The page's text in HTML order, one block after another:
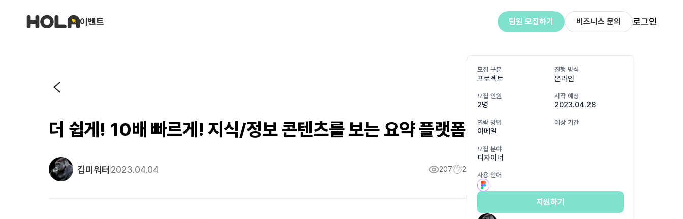
이벤트 팀원 모집하기 비즈니스 문의 로그인
더 쉽게! 10배 빠르게! 지식/정보 콘텐츠를 보는 요약 플랫폼
깁미워터 2023.04.04 207 2
모집 구분
프로젝트
진행 방식
온라인
모집 인원
2명
시작 예정
2023.04.28
연락 방법
이메일
예상 기간
모집 분야
디자이너
사용 언어
지원하기